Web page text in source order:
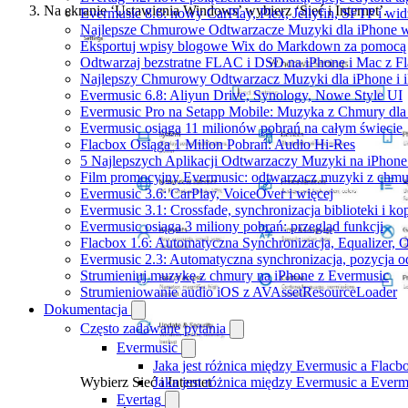
Evermusic 8.6: nowy CarPlay, Plex, Jellyfin, SFTP i
Najlepsze Chmurowe Odtwarzacze Muzyki dla iPhone
Eksportuj wpisy blogowe Wix do Markdown za
Odtwarzaj bezstratne FLAC i DSD na iPhone i Mac z
Najlepszy Chmurowy Odtwarzacz Muzyki dla iPhone i
Evermusic 6.8: Aliyun Drive, Synology, Nowe Style UI
Evermusic Pro na Setapp Mobile: Muzyka z Chmury
Evermusic osiąga 11 milionów pobrań na całym świecie
Flacbox Osiąga 1 Milion Pobrań: Audio Hi-Res
5 Najlepszych Aplikacji Odtwarzaczy Muzyki na
Film promocyjny Evermusic: odtwarzacz muzyki z
Evermusic 3.6: CarPlay, VoiceOver i więcej
Evermusic 3.1: Crossfade, synchronizacja biblioteki i
Evermusic osiąga 3 miliony pobrań: przegląd funkcji
Flacbox 1.6: Automatyczna Synchronizacja, Equalizer,
Evermusic 2.3: Automatyczna synchronizacja, pozycja
Strumieniuj muzykę z chmury na iPhone z Evermusic
Strumieniowanie audio iOS z AVAssetResourceLoader
Dokumentacja
Często zadawane pytania
Evermusic
Jaka jest różnica między Evermusic a
Jaka jest różnica między Evermusic a
Evertag
Na ekranie ‘Ustawienia Windows’ wybierz ‘Sieć i Internet’.
Wybierz Sieć i Internet